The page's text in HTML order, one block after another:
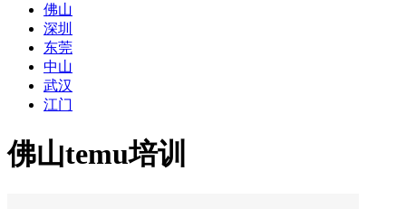
佛山
深圳
东莞
中山
武汉
江门
佛山temu培训